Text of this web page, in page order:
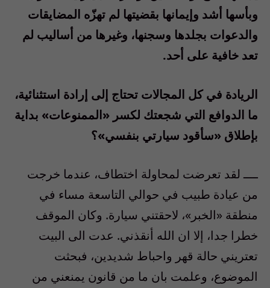
وبأسها أشد وإيمانها بقضيتها لم تهزّه المضايقات
والدعوات بجلدها وسجنها، وغيرها من أساليب لم
تعد خافية على أحد.
الريادة في كل المجالات تحتاج إلى إرادة استثنائية،
ما الدوافع التي شجعتك لكسر «الممنوعات» بداية
بإطلاق «سأقود سيارتي بنفسي»؟
ــــ لقد تعرضت لمحاولة اختطاف، عندما خرجت
من عيادة طبيب في حوالي التاسعة مساء في
منطقة «الخبر»، لاحقتني سيارة. وكان الموقف
خطرا جدا، إلا ان الله أنقذني. عدت الى البيت
تعتريني حالة قهر واحباط شديدين، فبحثت
الموضوع، وعلمت بان ما من قانون يمنعني من